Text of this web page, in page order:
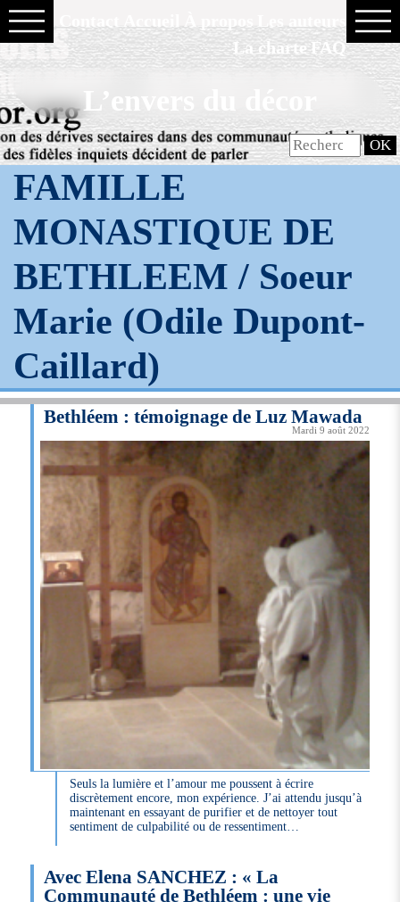
La charte FAQ
L’envers du décor
FAMILLE
MONASTIQUE DE
BETHLEEM / Soeur
Marie (Odile Dupont-
Caillard)
Bethléem : témoignage de Luz Mawada
Mardi 9 août 2022
Seuls la lumière et l’amour me poussent à écrire
discrètement encore, mon expérience. J’ai attendu jusqu’à
maintenant en essayant de purifier et de nettoyer tout
sentiment de culpabilité ou de ressentiment…
Avec Elena SANCHEZ : « La
Communauté de Bethléem : une vie